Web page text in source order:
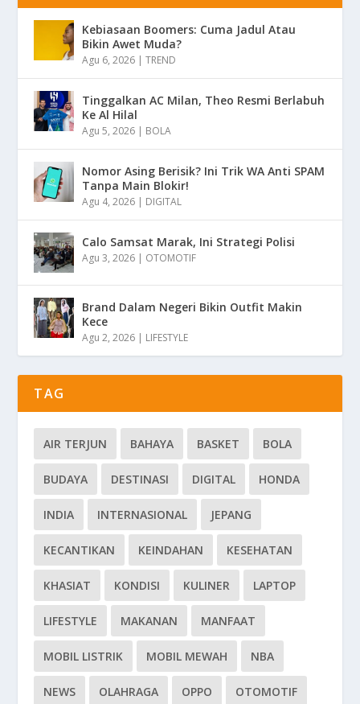
Kebiasaan Boomers: Cuma Jadul Atau
Bikin Awet Muda?
Agu 6, 2026 |TREND
Tinggalkan AC Milan, Theo Resmi Berlabuh
Ke Al Hilal
Agu 5, 2026 | BOLA
Nomor Asing Berisik? Ini Trik WA Anti SPAM
Tanpa Main Blokir!
Agu 4, 2026 | DIGITAL
Calo Samsat Marak, Ini Strategi Polisi
Agu 3, 2026 | OTOMOTIF
Brand Dalam Negeri Bikin Outfit Makin
Kece
Agu 2, 2026 | LIFESTYLE
TAG
AIR TERJUN BAHAYA BASKET BOLA
BUDAYA DESTINASI DIGITAL HONDA
INDIA INTERNASIONAL JEPANG
KECANTIKAN KEINDAHAN KESEHATAN
KHASIAT KONDISI KULINER LAPTOP
LIFESTYLE MAKANAN MANFAAT
MOBIL LISTRIK MOBIL MEWAH NBA
NEWS OLAHRAGA OPPO OTOMOTIF